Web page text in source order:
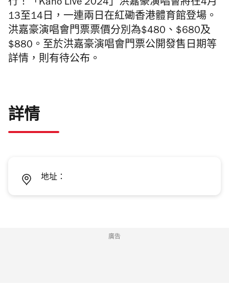
行！「Kaho Live 2024」洪嘉豪演唱會將在4月
13至14日，一連兩日在紅磡香港體育館登場。
洪嘉豪演唱會門票票價分別為$480、$680及
$880。至於洪嘉豪演唱會門票公開發售日期等
詳情，則有待公布。
詳情
地址：
廣告